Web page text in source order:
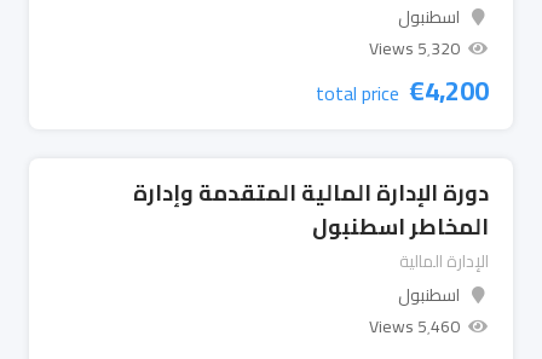
اسطنبول
5٬320 Views
€4,200
total price
دورة الإدارة المالية المتقدمة وإدارة
المخاطر اسطنبول
الإدارة المالية
اسطنبول
5٬460 Views